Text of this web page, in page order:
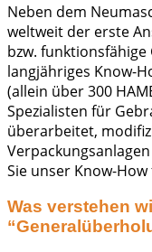
Neben dem
weltweit der erste
bzw.
langjähriges Know-
(allein über 300
Spezialisten für
überarbeitet,
Sie unser Know-
Was verstehen